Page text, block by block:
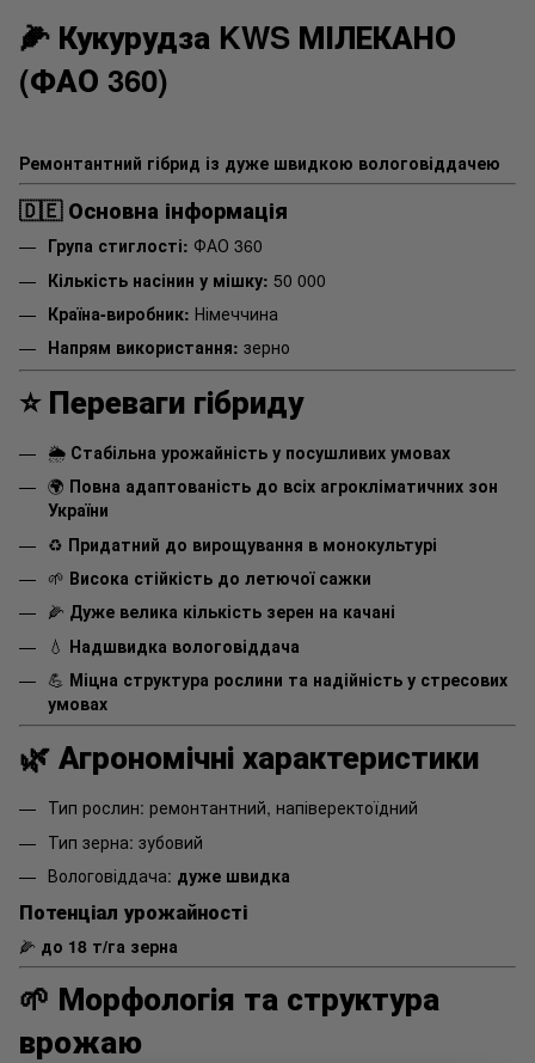
🌽 Кукурудза KWS МІЛЕКАНО
(ФАО 360)
Ремонтантний гібрид із дуже швидкою вологовіддачею
🇩🇪Основна інформація
Група стиглості: ФАО 360
Кількість насінин у мішку: 50 000
Країна-виробник: Німеччина
Напрям використання: зерно
⭐Переваги гібриду
🌦 Стабільна урожайність у посушливих умовах
🌍 Повна адаптованість до всіх агрокліматичних зон
України
♻️ Придатний до вирощування в монокультурі
🌱 Висока стійкість до летючої сажки
🌽 Дуже велика кількість зерен на качані
💧 Надшвидка вологовіддача
💪 Міцна структура рослини та надійність у стресових
умовах
🌿Агрономічні характеристики
Тип рослин: ремонтантний, напіверектоїдний
Тип зерна: зубовий
Вологовіддача: дуже швидка
Потенціал урожайності
🌽 до 18 т/га зерна
🌱 Морфологія та структура
врожаю